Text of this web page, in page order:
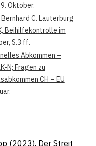
9. Oktober.
C. Lauterburg
Beihilfekontrolle im
S.3 ff.
Abkommen –
N; Fragen zu
CH – EU
(2023). Der Streit